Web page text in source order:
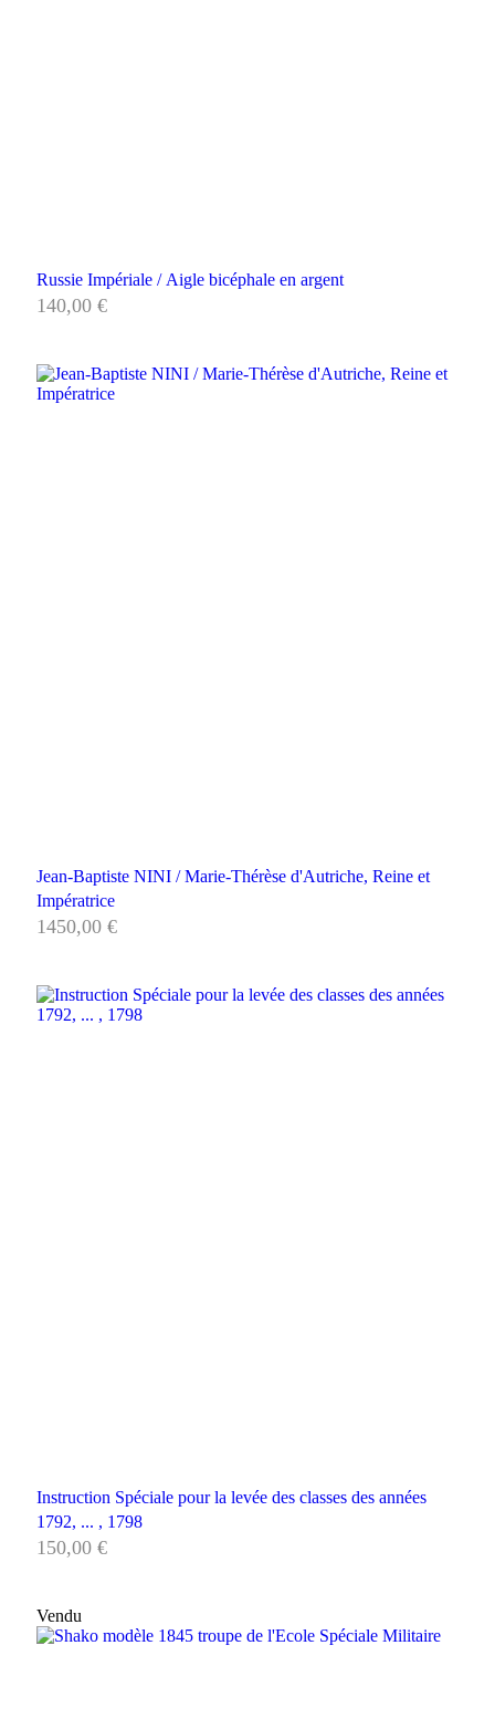
Russie Impériale / Aigle bicéphale en argent
140,00 €
Jean-Baptiste NINI / Marie-Thérèse d'Autriche, Reine et
Impératrice
1450,00 €
Instruction Spéciale pour la levée des classes des années
1792, ... , 1798
150,00 €
Vendu